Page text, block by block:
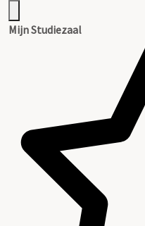
Mijn Studiezaal